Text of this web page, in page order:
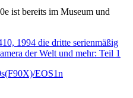
ist bereits im Museum und
1994 die dritte serienmäßig
der Welt und mehr: Teil 1
EOS1n